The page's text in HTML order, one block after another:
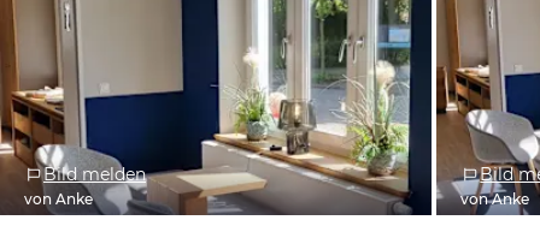
Bild melden
von Anke
Bild
von Anke